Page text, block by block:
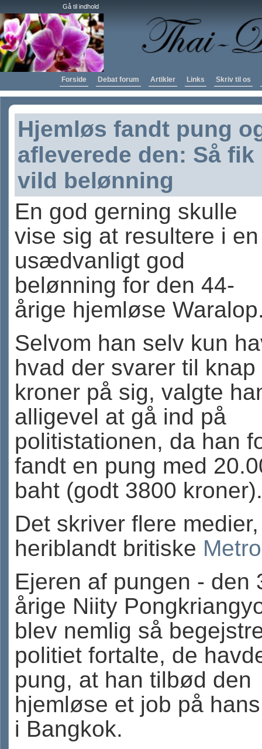
Gå til indhold
Forside Debat forum Artikler Links Skriv til os
Hjemløs fandt pung
afleverede den: Så fik
vild belønning
En god gerning skulle
vise sig at resultere i en
usædvanligt god
belønning for den 44-
årige hjemløse
Selvom han selv kun
hvad der svarer til knap
kroner på sig, valgte
alligevel at gå ind på
politistationen, da han
fandt en pung med
baht (godt 3800 kroner).
Det skriver flere medier,
heriblandt britiske Metro
Ejeren af pungen - den
årige Niity
blev nemlig så
politiet fortalte, de
pung, at han tilbød den
hjemløse et job på
i Bangkok.